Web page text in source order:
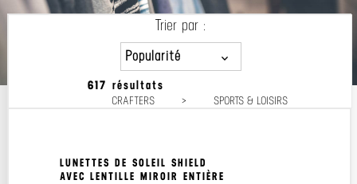
617 résultats
CRAFTERS > SPORTS & LOISIRS
Trier par :
Popularité
Popularité
Prix décroissant
LUNETTES DE SOLEIL SHIELD
AVEC LENTILLE MIROIR ENTIÈRE